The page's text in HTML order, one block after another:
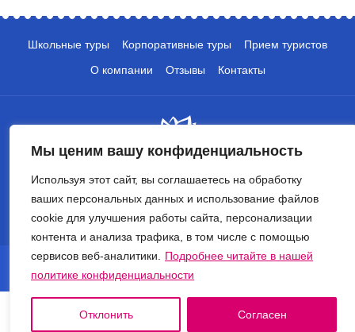
Мы ценим вашу конфиденциальность
Используя этот сайт, вы соглашаетесь на обработку
ваших персональных данных и использование файлов
cookie для улучшения работы сайта, персонализации
контента и анализа трафика, в том числе с помощью
сервисов веб-аналитики.
Подробнее читайте в нашей
политике конфиденциальности
Отклонить Согласен
Школьные туры Корпоративные туры
Прием туристов
О компании
Отзывы Контакты
+7 (495) 135-10-05
info@crocus-travel.ru
© 2026 Туроператор Крокус. Все права защищены.
Политика обработки персональных данных